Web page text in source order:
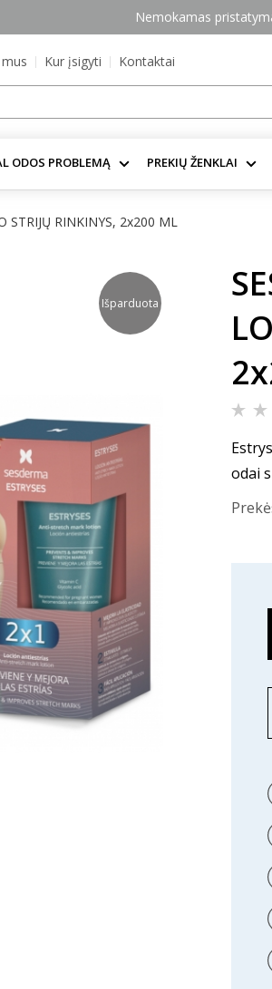
Nemokamas
Kur įsigyti Kontaktai
ODOS PROBLEMĄ PREKIŲ ŽENKLAI
STRIJŲ RINKINYS, 2x200 ML
Išparduota
odai